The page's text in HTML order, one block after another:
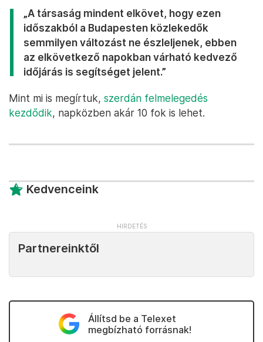
„A társaság mindent elkövet, hogy ezen
időszakból a Budapesten közlekedők
semmilyen változást ne észleljenek, ebben
az elkövetkező napokban várható kedvező
időjárás is segítséget jelent.”
Mint mi is megírtuk, szerdán felmelegedés
kezdődik, napközben akár 10 fok is lehet.
Kedvenceink
Partnereinktől
Állítsd be a Telexet
megbízható forrásnak!